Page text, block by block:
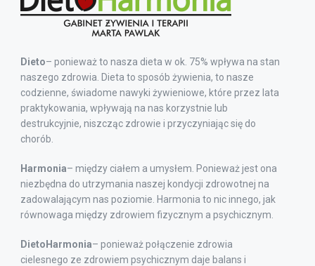
Dieto– ponieważ to nasza dieta w ok. 75% wpływa na stan
naszego zdrowia. Dieta to sposób żywienia, to nasze
codzienne, świadome nawyki żywieniowe, które przez lata
praktykowania, wpływają na nas korzystnie lub
destrukcyjnie, niszcząc zdrowie i przyczyniając się do
chorób.
Harmonia– między ciałem a umysłem. Ponieważ jest ona
niezbędna do utrzymania naszej kondycji zdrowotnej na
zadowalającym nas poziomie. Harmonia to nic innego, jak
równowaga między zdrowiem fizycznym a psychicznym.
DietoHarmonia– ponieważ połączenie zdrowia
cielesnego ze zdrowiem psychicznym daje balans i